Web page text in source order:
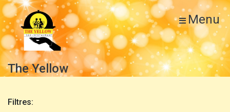
Menu
The Yellow
Filtres: